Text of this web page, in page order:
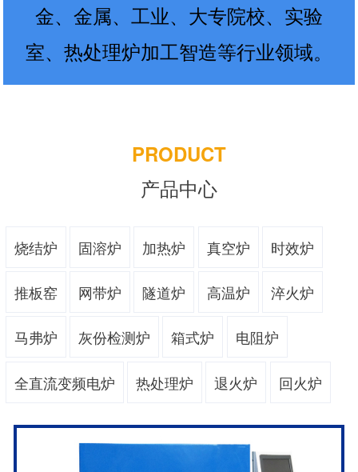
金、金属、工业、大专院校、实验
室、热处理炉加工智造等行业领域。
PRODUCT
产品中心
烧结炉 固溶炉 加热炉 真空炉 时效炉
推板窑 网带炉 隧道炉 高温炉 淬火炉
马弗炉 灰份检测炉 箱式炉 电阻炉
全直流变频电炉 热处理炉 退火炉 回火炉